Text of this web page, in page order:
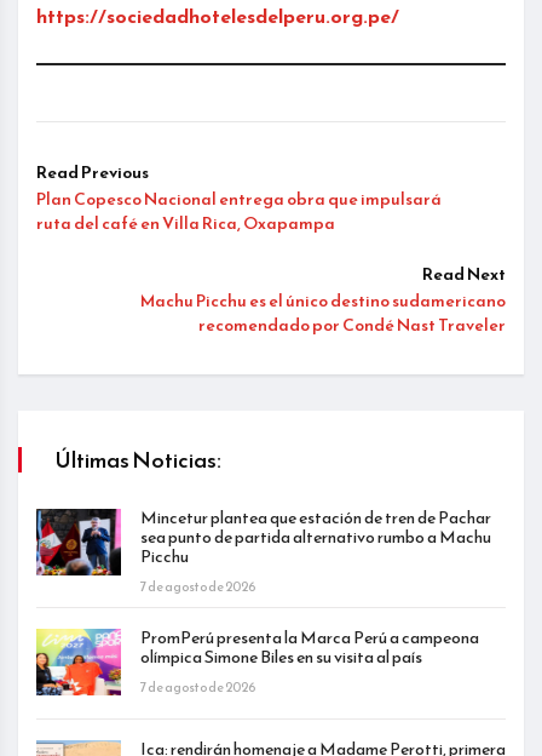
https://sociedadhotelesdelperu.org.pe/
Read Previous
Plan Copesco Nacional entrega obra que impulsará
ruta del café en Villa Rica, Oxapampa
Read Next
Machu Picchu es el único destino sudamericano
recomendado por Condé Nast Traveler
Últimas Noticias:
Mincetur plantea que estación de tren de Pachar
sea punto de partida alternativo rumbo a Machu
Picchu
7 de agosto de 2026
PromPerú presenta la Marca Perú a campeona
olímpica Simone Biles en su visita al país
7 de agosto de 2026
Ica: rendirán homenaje a Madame Perotti, primera